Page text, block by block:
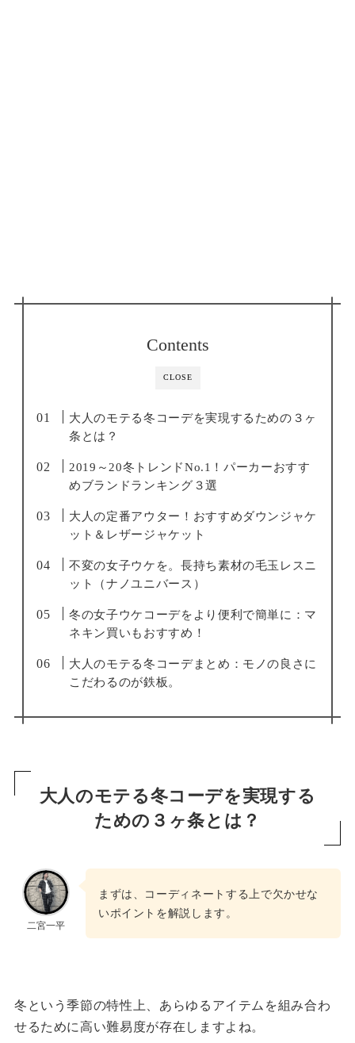
CLOSE
Contents
大人のモテる冬コーデを実現するための３ヶ
条とは？
2019～20冬トレンドNo.1！パーカーおすす
めブランドランキング３選
大人の定番アウター！おすすめダウンジャケ
ット＆レザージャケット
不変の女子ウケを。長持ち素材の毛玉レスニ
ット（ナノユニバース）
冬の女子ウケコーデをより便利で簡単に：マ
ネキン買いもおすすめ！
大人のモテる冬コーデまとめ：モノの良さに
こだわるのが鉄板。
大人のモテる冬コーデを実現する
ための３ヶ条とは？
二宮一平
まずは、コーディネートする上で欠かせな
いポイントを解説します。
冬という季節の特性上、あらゆるアイテムを組み合わ
せるために高い難易度が存在しますよね。